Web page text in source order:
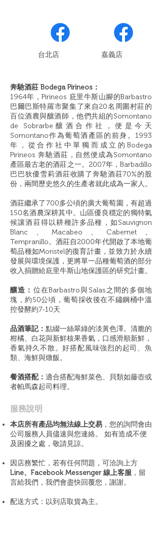
​台北店 嘉義店
奔馳酒莊 Bodega Pirineos：
1964年，Pirineos 庇里牛斯山腳的Barbastro
巴爾巴斯特羅市聚集了來自20名周圍村莊的
百位酒農與釀酒師，他們共組的Somontano
de Sobrarbe釀酒合作社，便是今天
Somontano作為葡萄酒產區的前身。1993
年，從合作社中單獨而成立的Bodega
Pirineos 奔馳酒莊，自然便成為Somontano
產區最古老的酒莊之一。2007年，Barbadillo
巴巴狄優雪莉酒莊收購了奔馳酒莊70%的股
份，兩間歷史悠久的生產者就此成為一家人。
酒莊繼承了700多公頃的廣大葡萄園，有超過
150名酒農深耕其中。山區優良穩定的獨特氣
候讓酒莊得以耕種許多品種，如Sauvignon
Blanc、Macabeo、Cabernet、
Tempranillo。酒莊自2000年代開啟了本地葡
萄品種如Moristel的復育計畫，並致力於永續
發展與環境保護，更將單一品種葡萄酒的部分
收入捐贈給庇里牛斯山地保護區的研究計畫。
釀造： 位在Barbastro與Salas之間的多個地
塊，約50公頃，葡萄採收後在不鏽鋼桶中溫
控發酵約7-10天
品酒筆記： 點綴一絲翠綠的淡黃色澤。清脆的
柑橘、白花與新鮮核果香氣，口感滑順新鮮，
香氣持久不散。好搭配風味強烈的起司、魚
類、海鮮與燉飯。
餐酒搭配： 適合搭配海鮮菜色、貝類如藤壺或
者帕馬森起司料理。
​服務說明
本店所有產品均無法線上交易 ，您的詢問會由
公司服務人員儘速與您連絡。 如有造成不便
及困擾之處，敬請見諒。
因店務繁忙，若有任何問題，可洽詢上方
Line、Facebook Messenger 線上客服 ，留
言給我們，我們會盡快回覆您，謝謝。
配送方式：以到店取貨為主。